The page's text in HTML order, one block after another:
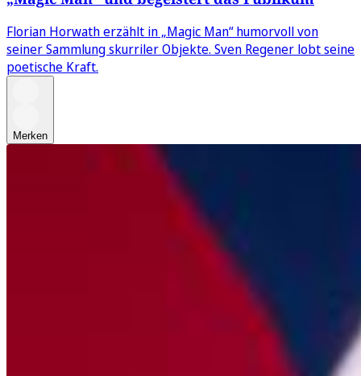
Florian Horwath erzählt in „Magic Man“ humorvoll von
seiner Sammlung skurriler Objekte. Sven Regener lobt seine
poetische Kraft.
Merken